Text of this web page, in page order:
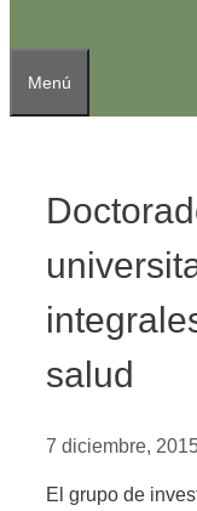
Menú
salud
7 diciembre,
El grupo de